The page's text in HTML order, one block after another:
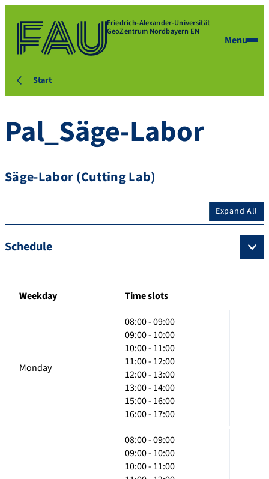
Friedrich-Alexander-Universität
GeoZentrum Nordbayern EN
Menu
Start
Pal_Säge-Labor
Säge-Labor (Cutting Lab)
Expand All
Schedule
Weekday Time slots
Monday
08:00 - 09:00
09:00 - 10:00
10:00 - 11:00
11:00 - 12:00
12:00 - 13:00
13:00 - 14:00
15:00 - 16:00
16:00 - 17:00
08:00 - 09:00
09:00 - 10:00
10:00 - 11:00